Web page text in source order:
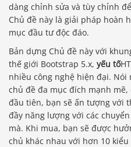
dàng chỉnh sửa và tùy chỉnh
Chủ đề này là giải pháp hoàn
mục đầu tư độc đáo.
Bản dựng Chủ đề này với
thế giới Bootstrap 5.x, yếu tố
nhiều công nghệ hiện đại. Nói
chủ đề đa mục đích mạnh
đầu tiên, bạn sẽ ấn tượng với
đầy năng lượng với các
mà. Khi mua, bạn sẽ được
chủ khác nhau với hơn 10